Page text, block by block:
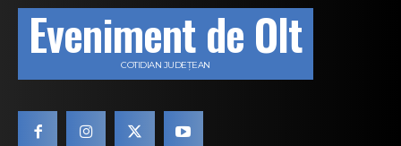
Eveniment de Olt
COTIDIAN JUDEȚEAN